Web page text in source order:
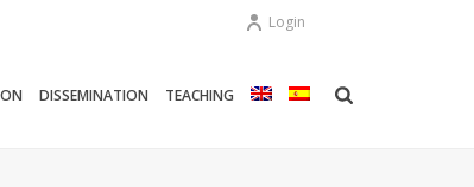
Login
DISSEMINATION TEACHING